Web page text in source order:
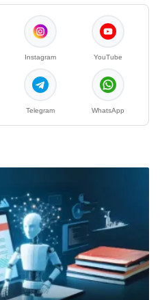
Instagram YouTube
Telegram WhatsApp